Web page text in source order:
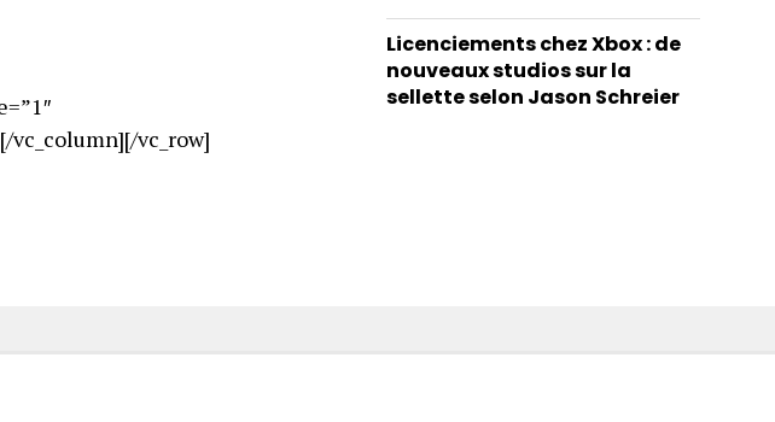
vc_column][/vc_row]
Licenciements chez Xbox : de
nouveaux studios sur la
sellette selon Jason Schreier